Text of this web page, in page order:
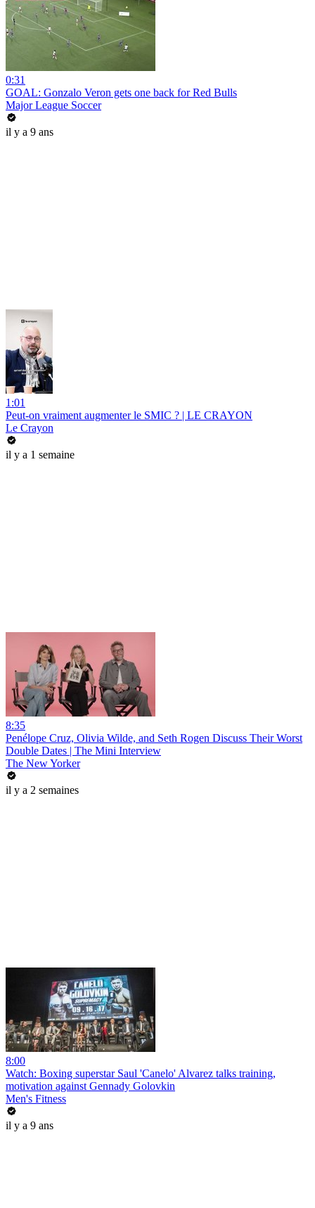
0:31
GOAL: Gonzalo Veron gets one back for Red Bulls
Major League Soccer
il y a 9 ans
1:01
Peut-on vraiment augmenter le SMIC ? | LE CRAYON
Le Crayon
il y a 1 semaine
8:35
Penélope Cruz, Olivia Wilde, and Seth Rogen Discuss Their Worst
Double Dates | The Mini Interview
The New Yorker
il y a 2 semaines
8:00
Watch: Boxing superstar Saul 'Canelo' Alvarez talks training,
motivation against Gennady Golovkin
Men's Fitness
il y a 9 ans